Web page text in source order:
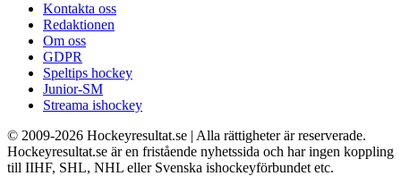
Kontakta oss
Redaktionen
Om oss
GDPR
Speltips hockey
Junior-SM
Streama ishockey
© 2009-2026 Hockeyresultat.se | Alla rättigheter är reserverade.
Hockeyresultat.se är en fristående nyhetssida och har ingen koppling
till IIHF, SHL, NHL eller Svenska ishockeyförbundet etc.